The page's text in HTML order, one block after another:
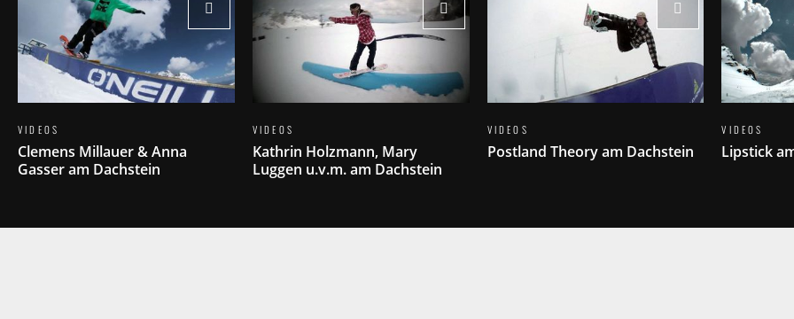
VIDEOS
Clemens Millauer & Anna
Gasser am Dachstein
VIDEOS
Kathrin Holzmann, Mary
Luggen u.v.m. am Dachstein
VIDEOS
Postland Theory am Dachstein
VIDEOS
Lipstick